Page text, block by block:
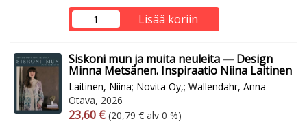
Lisää koriin
Siskoni mun ja muita neuleita — Design
Minna Metsänen. Inspiraatio Niina Laitinen
Laitinen, Niina; Novita Oy,; Wallendahr, Anna
Otava, 2026
Arvonlisäverollinen hinta
23,60 € Arvonlisäveroton hinta
(20,79 € alv 0 %)